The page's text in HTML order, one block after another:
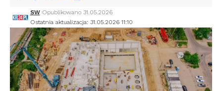
Ostatnia aktualizacja: 31.05.2026 11:10
SW Opublikowano 31.05.2026